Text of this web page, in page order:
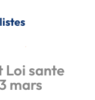
Loi sante
mars